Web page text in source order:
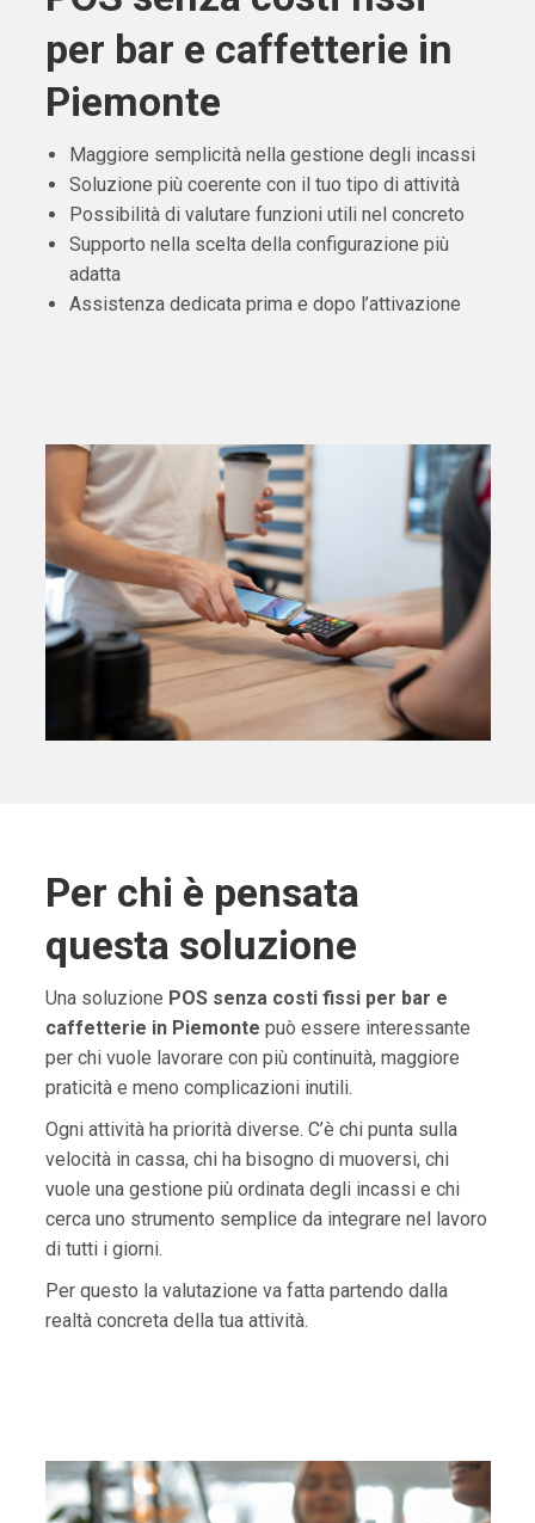
per bar e caffetterie in
Piemonte
Maggiore semplicità nella gestione degli incassi
Soluzione più coerente con il tuo tipo di attività
Possibilità di valutare funzioni utili nel concreto
Supporto nella scelta della configurazione più
adatta
Assistenza dedicata prima e dopo l’attivazione
Per chi è pensata
questa soluzione
Una soluzione POS senza costi fissi per bar e
caffetterie in Piemonte può essere interessante
per chi vuole lavorare con più continuità, maggiore
praticità e meno complicazioni inutili.
Ogni attività ha priorità diverse. C’è chi punta sulla
velocità in cassa, chi ha bisogno di muoversi, chi
vuole una gestione più ordinata degli incassi e chi
cerca uno strumento semplice da integrare nel lavoro
di tutti i giorni.
Per questo la valutazione va fatta partendo dalla
realtà concreta della tua attività.